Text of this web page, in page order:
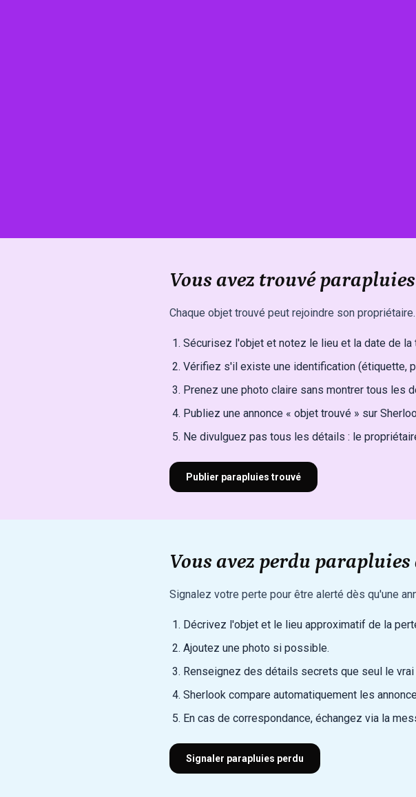
Vous avez trouvé
Chaque objet trouvé peut rejoindre son
Sécurisez l'objet et notez le lieu et la date de la
Vérifiez s'il existe une identification (étiquette,
Prenez une photo claire sans montrer tous les
Publiez une annonce « objet trouvé » sur
Ne divulguez pas tous les détails : le
Publier parapluies trouvé
Vous avez perdu parapluies
Signalez votre perte pour être alerté dès qu'une
Décrivez l'objet et le lieu approximatif de la
Ajoutez une photo si possible.
Renseignez des détails secrets que seul le
Sherlook compare automatiquement les
En cas de correspondance, échangez via la
Signaler parapluies perdu